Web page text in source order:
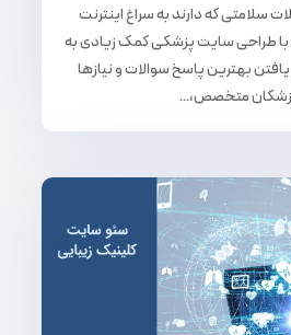
سلامتی که دارند به سراغ اینترنت
طراحی سایت پزشکی کمک زیادی به
بهترین پاسخ سوالات‌ و نیازها
متخصص،...